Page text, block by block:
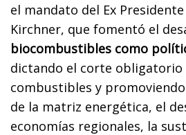
el mandato del Ex
Kirchner, que fomentó el
biocombustibles como
dictando el corte obligatorio
combustibles y
de la matriz energética, el
economías regionales, la